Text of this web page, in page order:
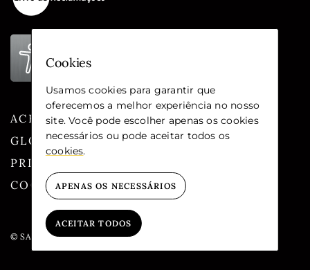
ACESSIBILIDADE
GLOSSÁRIO
PRIVACIDADE
COOKIES
© SANTA CASA DA MISERICÓRDIA DE LISBOA
Cookies
Usamos cookies para garantir que
oferecemos a melhor experiência no nosso
site. Você pode escolher apenas os cookies
necessários ou pode aceitar todos os
cookies.
APENAS OS NECESSÁRIOS
ACEITAR TODOS